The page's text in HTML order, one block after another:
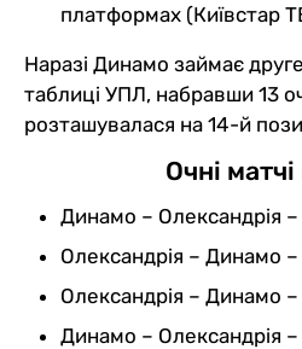
платформах (Київстар
Наразі Динамо займає
таблиці УПЛ, набравши 13
розташувалася на 14-й
Очні
Динамо – Олександрія –
Олександрія – Динамо
Олександрія – Динамо –
Динамо – Олександрія –